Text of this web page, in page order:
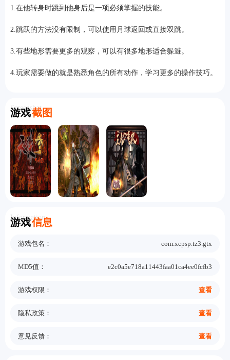
1.在他转身时跳到他身后是一项必须掌握的技能。
2.跳跃的方法没有限制，可以使用月球返回或直接双跳。
3.有些地形需要更多的观察，可以有很多地形适合躲避。
4.玩家需要做的就是熟悉角色的所有动作，学习更多的操作技巧。
游戏截图
Screenshot
游戏信息
Information
游戏包名： com.xcpsp.tz3.gtx
MD5值： e2c0a5e718a11443faa01ca4ee0fcfb3
游戏权限： 查看
隐私政策： 查看
意见反馈： 查看